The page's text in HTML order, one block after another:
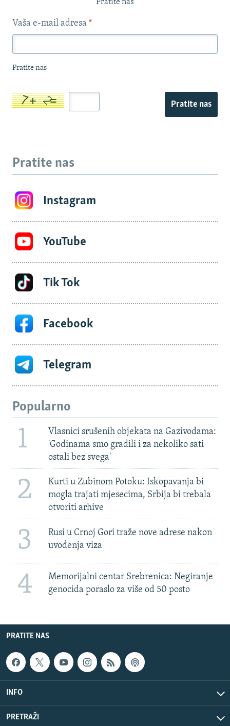
Pratite nas
Vaša e-mail adresa *
Pratite nas
Pratite nas
Pratite nas
Instagram
YouTube
Tik Tok
Facebook
Telegram
Popularno
1
Vlasnici srušenih objekata na Gazivodama:
'Godinama smo gradili i za nekoliko sati
ostali bez svega'
2
Kurti u Zubinom Potoku: Iskopavanja bi
mogla trajati mjesecima, Srbija bi trebala
otvoriti arhive
3
Rusi u Crnoj Gori traže nove adrese nakon
uvođenja viza
4
Memorijalni centar Srebrenica: Negiranje
genocida poraslo za više od 50 posto
PRATITE NAS
INFO
PRETRAŽI